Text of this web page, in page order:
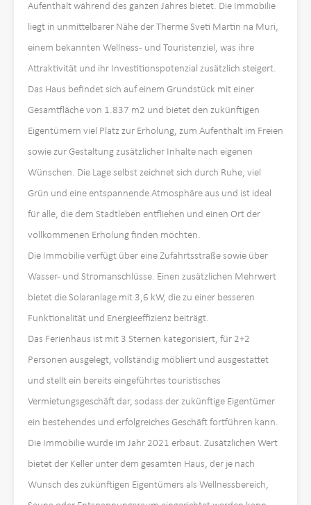
Aufenthalt während des ganzen Jahres bietet. Die Immobilie
liegt in unmittelbarer Nähe der Therme Sveti Martin na Muri,
einem bekannten Wellness- und Touristenziel, was ihre
Attraktivität und ihr Investitionspotenzial zusätzlich steigert.
Das Haus befindet sich auf einem Grundstück mit einer
Gesamtfläche von 1.837 m2 und bietet den zukünftigen
Eigentümern viel Platz zur Erholung, zum Aufenthalt im Freien
sowie zur Gestaltung zusätzlicher Inhalte nach eigenen
Wünschen. Die Lage selbst zeichnet sich durch Ruhe, viel
Grün und eine entspannende Atmosphäre aus und ist ideal
für alle, die dem Stadtleben entfliehen und einen Ort der
vollkommenen Erholung finden möchten.
Die Immobilie verfügt über eine Zufahrtsstraße sowie über
Wasser- und Stromanschlüsse. Einen zusätzlichen Mehrwert
bietet die Solaranlage mit 3,6 kW, die zu einer besseren
Funktionalität und Energieeffizienz beiträgt.
Das Ferienhaus ist mit 3 Sternen kategorisiert, für 2+2
Personen ausgelegt, vollständig möbliert und ausgestattet
und stellt ein bereits eingeführtes touristisches
Vermietungsgeschäft dar, sodass der zukünftige Eigentümer
ein bestehendes und erfolgreiches Geschäft fortführen kann.
Die Immobilie wurde im Jahr 2021 erbaut. Zusätzlichen Wert
bietet der Keller unter dem gesamten Haus, der je nach
Wunsch des zukünftigen Eigentümers als Wellnessbereich,